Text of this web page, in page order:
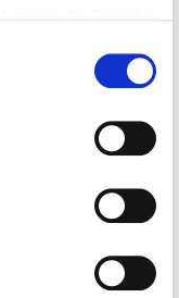
die über
von
fördern und
Coaches in